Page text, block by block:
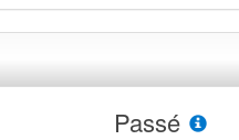
Passé